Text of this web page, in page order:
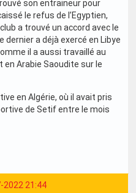
son entraineur pour
le refus de l’Egyptien,
a trouvé un accord avec le
dernier a déjà exercé en Libye
il a aussi travaillé au
en Arabie Saoudite sur le
en Algérie, où il avait pris
de Setif entre le mois
2022 21:44